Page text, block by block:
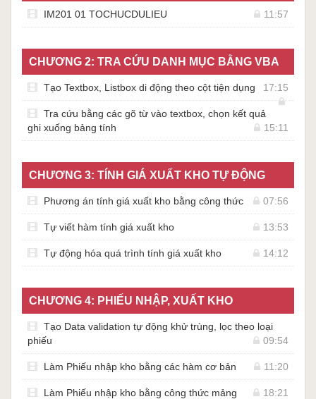
IM201 01 TOCHUCDULIEU 11:57
CHƯƠNG 2: TRA CỨU DANH MỤC BẰNG VBA
Tạo Textbox, Listbox di động theo cột tiện dụng 17:15
Tra cứu bằng các gõ từ vào textbox, chọn kết quả
ghi xuống bảng tính
15:11
CHƯƠNG 3: TÍNH GIÁ XUẤT KHO TỰ ĐỘNG
Phương án tính giá xuất kho bằng công thức 07:56
Tự viết hàm tính giá xuất kho 13:53
Tự động hóa quá trình tính giá xuất kho 14:12
CHƯƠNG 4: PHIẾU NHẬP, XUẤT KHO
Tạo Data validation tự động khử trùng, lọc theo loại
phiếu
09:54
Làm Phiếu nhập kho bằng các hàm cơ bản 11:20
Làm Phiếu nhập kho bằng công thức mảng 18:21